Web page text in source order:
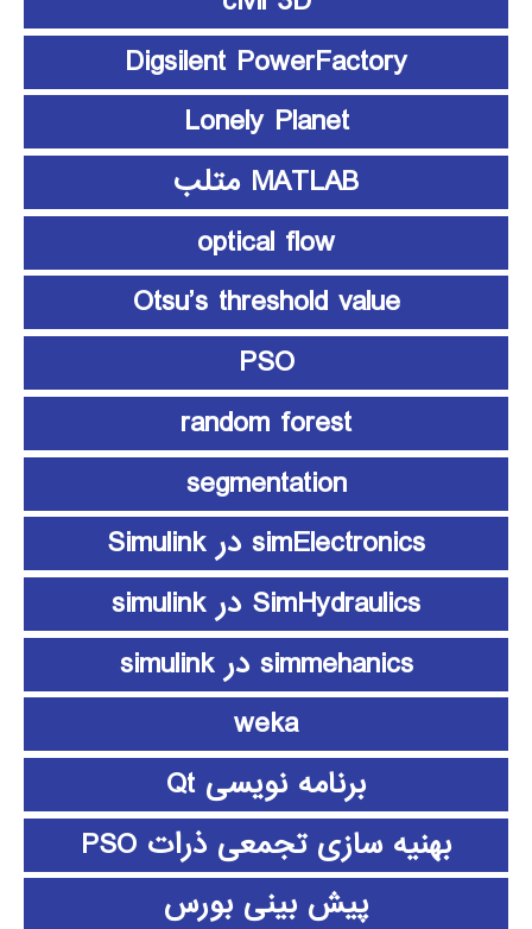
Digsilent PowerFactory
Lonely Planet
MATLAB متلب
optical flow
Otsu’s threshold value
PSO
random forest
segmentation
simElectronics در Simulink
SimHydraulics در simulink
simmehanics در simulink
weka
برنامه نویسی Qt
بهنیه سازی تجمعی ذرات PSO
پیش بینی بورس